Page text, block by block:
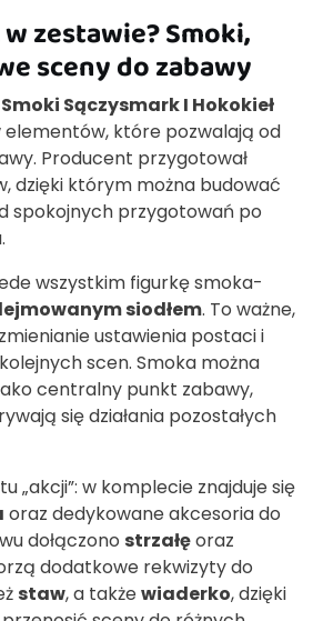
zestawie? Smoki,
sceny do zabawy
Sączysmark I Hokokieł
które pozwalają od
Producent przygotował
dzięki którym można budować
spokojnych przygotowań po
wszystkim figurkę smoka-
siodłem. To ważne,
ustawienia postaci i
scen. Smoka można
centralny punkt zabawy,
się działania pozostałych
„akcji”: w komplecie znajduje się
oraz dedykowane akcesoria do
dołączono strzałęoraz
dodatkowe rekwizyty do
staw, a takżewiaderko, dzięki